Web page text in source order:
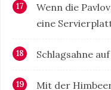
Wenn die
eine
Schlagsahne
Mit der